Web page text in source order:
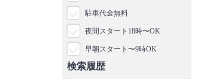
駐車代金無料
夜間スタート18時〜OK
早朝スタート〜9時OK
検索履歴